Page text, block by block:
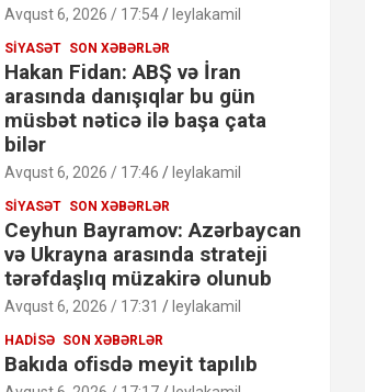
Avqust 6, 2026 / 17:54 leylakamil
SIYASƏT SON XƏBƏRLƏR
Hakan Fidan: ABŞ və İran
arasında danışıqlar bu gün
müsbət nəticə ilə başa çata
bilər
Avqust 6, 2026 / 17:46 leylakamil
SIYASƏT SON XƏBƏRLƏR
Ceyhun Bayramov: Azərbaycan
və Ukrayna arasında strateji
tərəfdaşlıq müzakirə olunub
Avqust 6, 2026 / 17:31 leylakamil
HADISƏ SON XƏBƏRLƏR
Bakıda ofisdə meyit tapılıb